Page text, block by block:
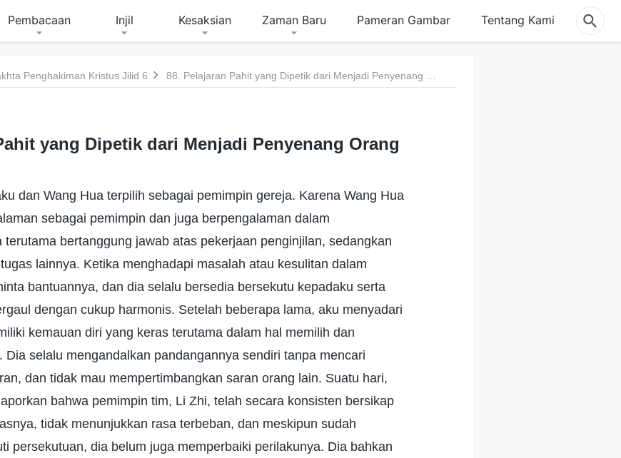
Pembacaan Injil Kesaksian Zaman Baru Pameran Gambar Tentang Kami
Penghakiman Kristus Jilid 6
yang Dipetik dari Menjadi Penyenang Orang
dan Wang Hua terpilih sebagai pemimpin gereja. Karena Wang Hua
sebagai pemimpin dan juga berpengalaman dalam
terutama bertanggung jawab atas pekerjaan penginjilan, sedangkan
lainnya. Ketika menghadapi masalah atau kesulitan dalam
bantuannya, dan dia selalu bersedia bersekutu kepadaku serta
dengan cukup harmonis. Setelah beberapa lama, aku menyadari
kemauan diri yang keras terutama dalam hal memilih dan
Dia selalu mengandalkan pandangannya sendiri tanpa mencari
dan tidak mau mempertimbangkan saran orang lain. Suatu hari,
bahwa pemimpin tim, Li Zhi, telah secara konsisten bersikap
tidak menunjukkan rasa terbeban, dan meskipun sudah
persekutuan, dia belum juga memperbaiki perilakunya. Dia bahkan